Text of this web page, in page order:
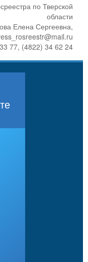
по Тверской
области
Елена Сергеевна,
77, (4822) 34 62 24